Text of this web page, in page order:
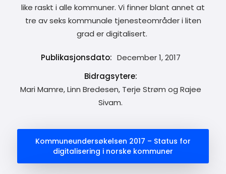
like raskt i alle kommuner. Vi finner blant annet at
tre av seks kommunale tjenesteområder i liten
grad er digitalisert.
Publikasjonsdato: December 1, 2017
Bidragsytere:
Mari Mamre, Linn Bredesen, Terje Strøm og Rajee
Sivam.
Kommuneundersøkelsen 2017 – Status for
digitalisering i norske kommuner